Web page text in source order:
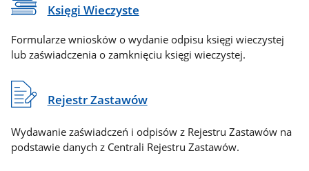
Księgi Wieczyste
Formularze wniosków o wydanie odpisu księgi wieczystej
lub zaświadczenia o zamknięciu księgi wieczystej.
Rejestr Zastawów
Wydawanie zaświadczeń i odpisów z Rejestru Zastawów na
podstawie danych z Centrali Rejestru Zastawów.